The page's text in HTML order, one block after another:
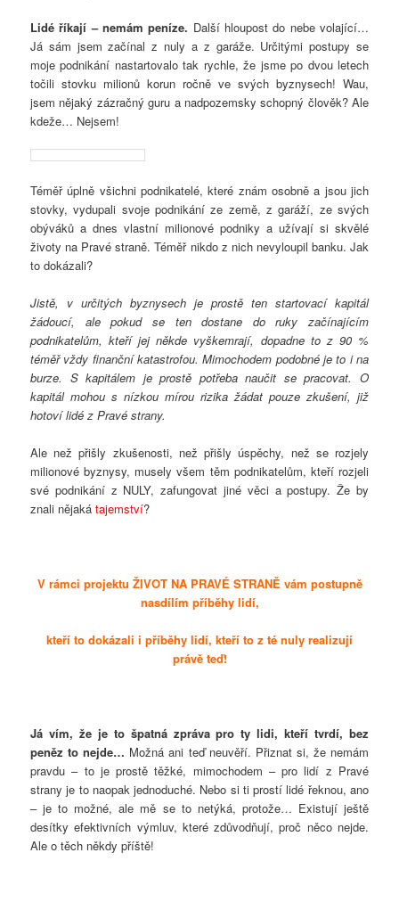
Lidé říkají – nemám peníze. Další hloupost do nebe volající…
Já sám jsem začínal z nuly a z garáže. Určitými postupy se
moje podnikání nastartovalo tak rychle, že jsme po dvou letech
točili stovku milionů korun ročně ve svých byznysech! Wau,
jsem nějaký zázračný guru a nadpozemsky schopný člověk? Ale
kdeže… Nejsem!
Téměř úplně všichni podnikatelé, které znám osobně a jsou jich
stovky, vydupali svoje podnikání ze země, z garáží, ze svých
obýváků a dnes vlastní milionové podniky a užívají si skvělé
životy na Pravé straně. Téměř nikdo z nich nevyloupil banku. Jak
to dokázali?
Jistě, v určitých byznysech je prostě ten startovací kapitál
žádoucí, ale pokud se ten dostane do ruky začínajícím
podnikatelům, kteří jej někde vyškemrají, dopadne to z 90 %
téměř vždy finanční katastrofou. Mimochodem podobné je to i na
burze. S kapitálem je prostě potřeba naučit se pracovat. O
kapitál mohou s nízkou mírou rizika žádat pouze zkušení, již
hotoví lidé z Pravé strany.
Ale než přišly zkušenosti, než přišly úspěchy, než se rozjely
milionové byznysy, musely všem těm podnikatelům, kteří rozjeli
své podnikání z NULY, zafungovat jiné věci a postupy. Že by
znali nějakátajemství?
V rámci projektu ŽIVOT NA PRAVÉ STRANĚ vám postupně
nasdílím příběhy lidí,
kteří to dokázali i příběhy lidí, kteří to z té nuly realizují
právě teď!
Já vím, že je to špatná zpráva pro ty lidi, kteří tvrdí, bez
peněz to nejde… Možná ani teď neuvěří. Přiznat si, že nemám
pravdu – to je prostě těžké, mimochodem – pro lidí z Pravé
strany je to naopak jednoduché. Nebo si ti prostí lidé řeknou, ano
– je to možné, ale mě se to netýká, protože… Existují ještě
desítky efektivních výmluv, které zdůvodňují, proč něco nejde.
Ale o těch někdy příště!